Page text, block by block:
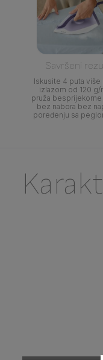
Savršeni
Iskusite 4 puta više
izlazom od 120 g/
pruža
bez nabora bez
poređenju sa